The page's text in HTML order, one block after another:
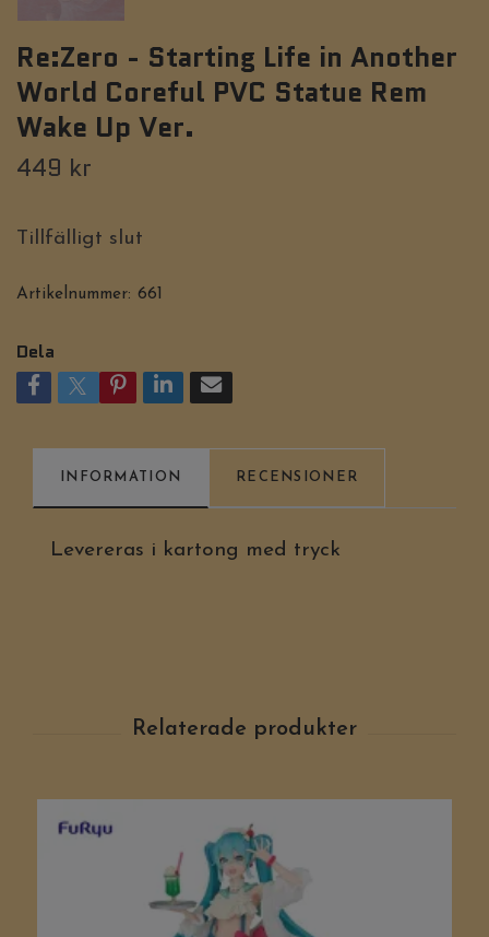
Re:Zero - Starting Life in Another
World Coreful PVC Statue Rem
Wake Up Ver.
449 kr
Tillfälligt slut
Artikelnummer: 661
Dela
INFORMATION RECENSIONER
Levereras i kartong med tryck